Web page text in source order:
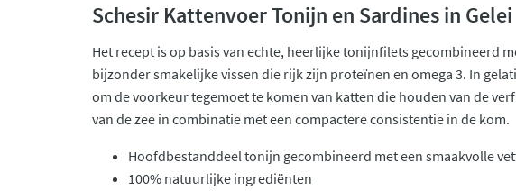
Schesir Kattenvoer Tonijn en Sardines in Gelei
Het recept is op basis van echte, heerlijke tonijnfilets gecombineerd
bijzonder smakelijke vissen die rijk zijn proteïnen en omega 3. In
om de voorkeur tegemoet te komen van katten die houden van de
van de zee in combinatie met een compactere consistentie in de kom.
Hoofdbestanddeel tonijn gecombineerd met een smaakvolle
100% natuurlijke ingrediënten